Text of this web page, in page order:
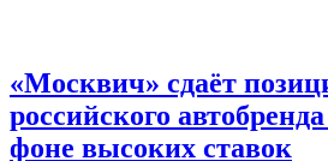
«Москвич» сдаёт
российского
фоне высоких ставок